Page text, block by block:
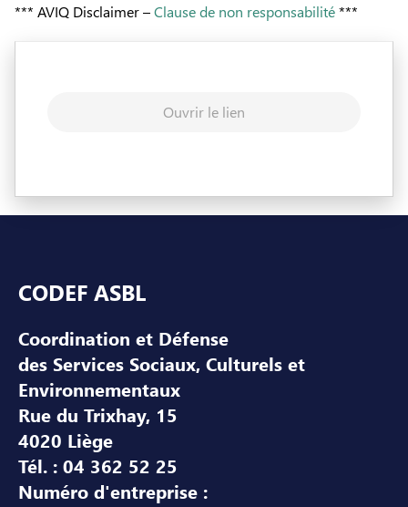
*** AVIQ Disclaimer –Clause de non responsabilité***
Ouvrir le lien
CODEF ASBL
Coordination et Défense
des Services Sociaux, Culturels et
Environnementaux
Rue du Trixhay, 15
4020 Liège
Tél. : 04 362 52 25
Numéro d'entreprise :